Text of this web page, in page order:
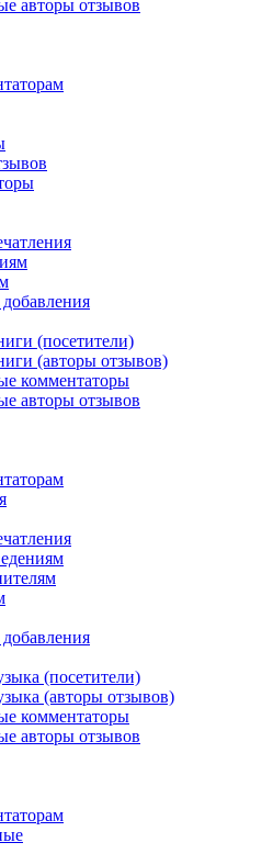
авторы отзывов
(посетители)
(авторы отзывов)
комментаторы
авторы отзывов
(посетители)
(авторы отзывов)
комментаторы
авторы отзывов